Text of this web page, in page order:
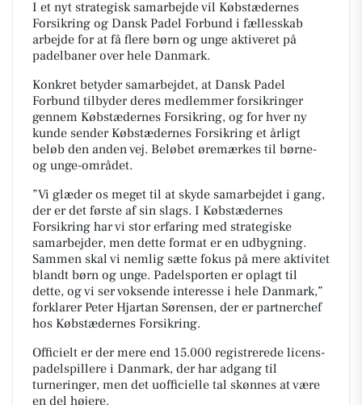
I et nyt strategisk samarbejde vil Købstædernes
Forsikring og Dansk Padel Forbund i fællesskab
arbejde for at få flere børn og unge aktiveret på
padelbaner over hele Danmark.
Konkret betyder samarbejdet, at Dansk Padel
Forbund tilbyder deres medlemmer forsikringer
gennem Købstædernes Forsikring, og for hver ny
kunde sender Købstædernes Forsikring et årligt
beløb den anden vej. Beløbet øremærkes til børne-
og unge-området.
”Vi glæder os meget til at skyde samarbejdet i gang,
der er det første af sin slags. I Købstædernes
Forsikring har vi stor erfaring med strategiske
samarbejder, men dette format er en udbygning.
Sammen skal vi nemlig sætte fokus på mere aktivitet
blandt børn og unge. Padelsporten er oplagt til
dette, og vi ser voksende interesse i hele Danmark,”
forklarer Peter Hjartan Sørensen, der er partnerchef
hos Købstædernes Forsikring.
Officielt er der mere end 15.000 registrerede licens-
padelspillere i Danmark, der har adgang til
turneringer, men det uofficielle tal skønnes at være
en del højere.